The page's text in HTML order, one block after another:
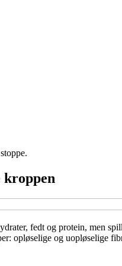
kroppen
fedt og protein, men
opløselige og uopløselige